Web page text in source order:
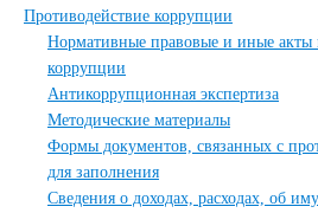
Противодействие коррупции
Нормативные правовые и иные акты
коррупции
Антикоррупционная экспертиза
Методические материалы
Формы документов, связанных с
для заполнения
Сведения о доходах, расходах, об